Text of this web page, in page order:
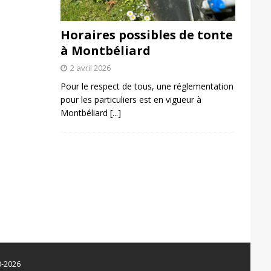
Horaires possibles de tonte
à Montbéliard
2 avril 2026
Pour le respect de tous, une réglementation
pour les particuliers est en vigueur à
Montbéliard [...]
2026